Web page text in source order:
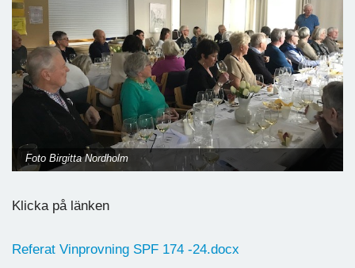
Foto Birgitta Nordholm
Klicka på länken
Referat Vinprovning SPF 174 -24.docx